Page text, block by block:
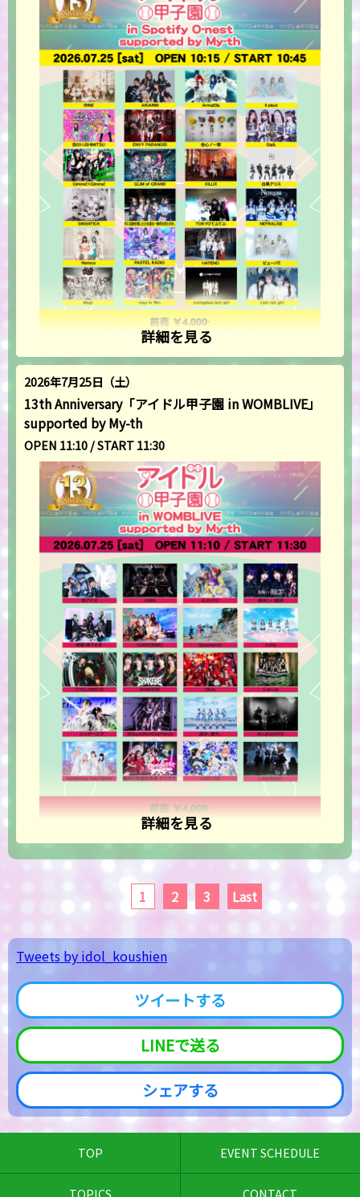
詳細を見る
2026年7月25日（土）
13th Anniversary「アイドル甲子園 in WOMBLIVE」
supported by My-th
OPEN 11:10 / START 11:30
詳細を見る
1 2 3 Last
Tweets by idol_koushien
ツイートする
LINEで送る
シェアする
TOP EVENT SCHEDULE